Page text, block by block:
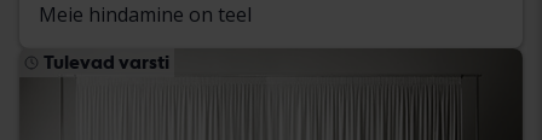
Meie hindamine on teel
Tulevad varsti